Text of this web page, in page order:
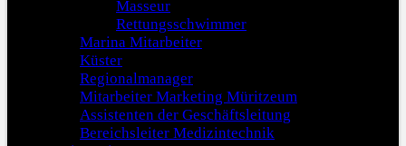
Masseur
Rettungsschwimmer
Marina Mitarbeiter
Küster
Regionalmanager
Mitarbeiter Marketing Müritzeum
Assistenten der Geschäftsleitung
Bereichsleiter Medizintechnik